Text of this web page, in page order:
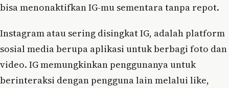
bisa menonaktifkan IG-mu sementara tanpa repot.
Instagram atau sering disingkat IG, adalah platform
sosial media berupa aplikasi untuk berbagi foto dan
video. IG memungkinkan penggunanya untuk
berinteraksi dengan pengguna lain melalui like,